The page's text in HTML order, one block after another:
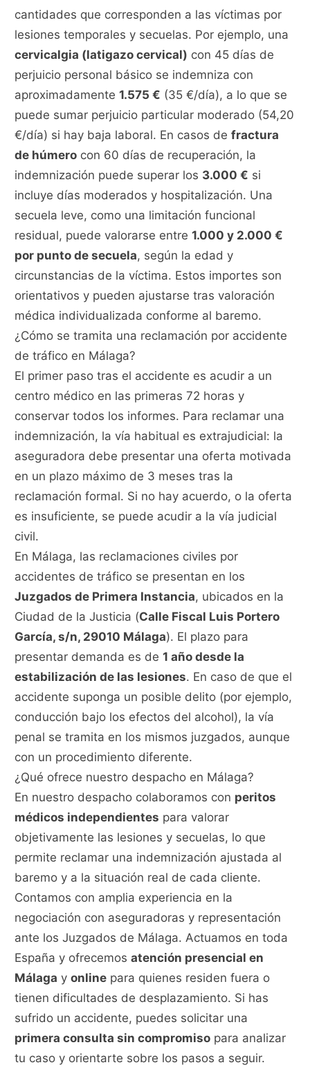
cantidades que corresponden a las víctimas por
lesiones temporales y secuelas. Por ejemplo, una
cervicalgia (latigazo cervical) con 45 días de
perjuicio personal básico se indemniza con
aproximadamente1.575 € (35 €/día), a lo que se
puede sumar perjuicio particular moderado (54,20
€/día) si hay baja laboral. En casos defractura
de húmero con 60 días de recuperación, la
indemnización puede superar los 3.000 € si
incluye días moderados y hospitalización. Una
secuela leve, como una limitación funcional
residual, puede valorarse entre1.000 y 2.000 €
por punto de secuela, según la edad y
circunstancias de la víctima. Estos importes son
orientativos y pueden ajustarse tras valoración
médica individualizada conforme al baremo.
¿Cómo se tramita una reclamación por accidente
de tráfico en Málaga?
El primer paso tras el accidente es acudir a un
centro médico en las primeras 72 horas y
conservar todos los informes. Para reclamar una
indemnización, la vía habitual es extrajudicial: la
aseguradora debe presentar una oferta motivada
en un plazo máximo de 3 meses tras la
reclamación formal. Si no hay acuerdo, o la oferta
es insuficiente, se puede acudir a la vía judicial
civil.
En Málaga, las reclamaciones civiles por
accidentes de tráfico se presentan en los
Juzgados de Primera Instancia, ubicados en la
Ciudad de la Justicia (Calle Fiscal Luis Portero
García, s/n, 29010 Málaga). El plazo para
presentar demanda es de1 año desde la
estabilización de las lesiones. En caso de que el
accidente suponga un posible delito (por ejemplo,
conducción bajo los efectos del alcohol), la vía
penal se tramita en los mismos juzgados, aunque
con un procedimiento diferente.
¿Qué ofrece nuestro despacho en Málaga?
En nuestro despacho colaboramos con peritos
médicos independientes para valorar
objetivamente las lesiones y secuelas, lo que
permite reclamar una indemnización ajustada al
baremo y a la situación real de cada cliente.
Contamos con amplia experiencia en la
negociación con aseguradoras y representación
ante los Juzgados de Málaga. Actuamos en toda
España y ofrecemosatención presencial en
Málaga yonline para quienes residen fuera o
tienen dificultades de desplazamiento. Si has
sufrido un accidente, puedes solicitar una
primera consulta sin compromiso para analizar
tu caso y orientarte sobre los pasos a seguir.